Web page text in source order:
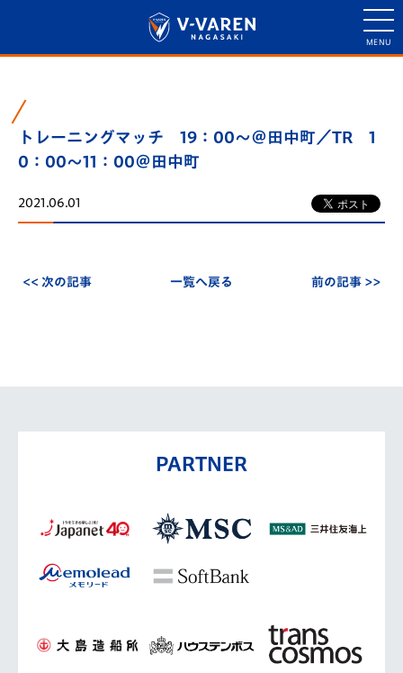
トレーニングマッチ 19：00～＠田中町／TR 1
0：00～11：00＠田中町
2021.06.01
<< 次の記事 一覧へ戻る 前の記事 >>
PARTNER